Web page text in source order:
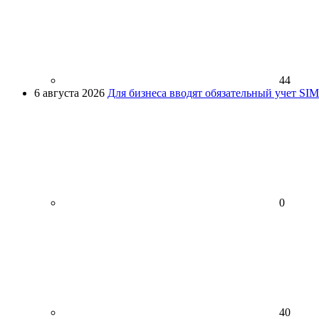
44
6 августа 2026 Для бизнеса вводят обязательный учет
0
40